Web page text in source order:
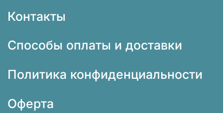
Контакты
Способы оплаты и доставки
Политика конфиденциальности
Оферта